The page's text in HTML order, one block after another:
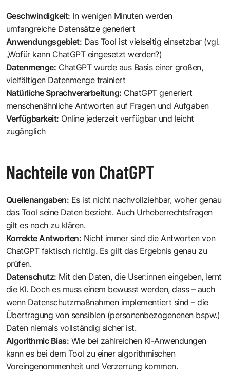
Geschwindigkeit: In wenigen Minuten werden
umfangreiche Datensätze generiert
Anwendungsgebiet: Das Tool ist vielseitig einsetzbar (vgl.
„Wofür kann ChatGPT eingesetzt werden?)
Datenmenge: ChatGPT wurde aus Basis einer großen,
vielfältigen Datenmenge trainiert
Natürliche Sprachverarbeitung: ChatGPT generiert
menschenähnliche Antworten auf Fragen und Aufgaben
Verfügbarkeit: Online jederzeit verfügbar und leicht
zugänglich
Nachteile von ChatGPT
Quellenangaben: Es ist nicht nachvollziehbar, woher genau
das Tool seine Daten bezieht. Auch Urheberrechtsfragen
gilt es noch zu klären.
Korrekte Antworten: Nicht immer sind die Antworten von
ChatGPT faktisch richtig. Es gilt das Ergebnis genau zu
prüfen.
Datenschutz: Mit den Daten, die User:innen eingeben, lernt
die KI. Doch es muss einem bewusst werden, dass – auch
wenn Datenschutzmaßnahmen implementiert sind – die
Übertragung von sensiblen (personenbezogenenen bspw.)
Daten niemals vollständig sicher ist.
Algorithmic Bias: Wie bei zahlreichen KI-Anwendungen
kann es bei dem Tool zu einer algorithmischen
Voreingenommenheit und Verzerrung kommen.